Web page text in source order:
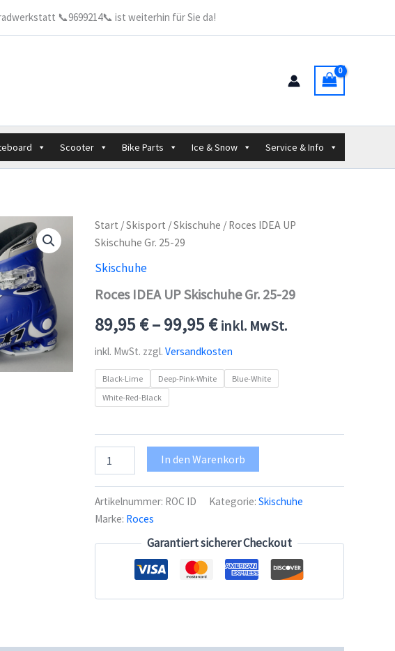
📞9699214📞 ist weiterhin für Sie da!
Scooter Bike Parts Ice & Snow Service & Info
Start /Skisport /Skischuhe / Roces IDEA UP
Skischuhe Gr. 25-29
Skischuhe
Roces IDEA UP Skischuhe Gr. 25-29
89,95€–99,95€ inkl. MwSt.
inkl. MwSt. zzgl. Versandkosten
Black-Lime Deep-Pink-White
Blue-White
White-Red-Black
IDEA
Skischuhe
Gr.
25-
In den Warenkorb
Artikelnummer: ROC ID Kategorie: Skischuhe
Marke: Roces
Garantiert sicherer Checkout